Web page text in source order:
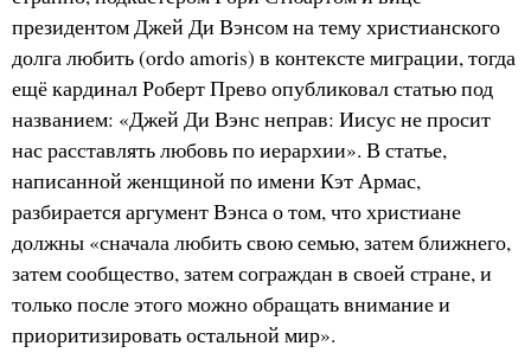
президентом Джей Ди Вэнсом на тему христианского
долга любить (ordo amoris) в контексте миграции, тогда
ещё кардинал Роберт Прево опубликовал статью под
названием: «Джей Ди Вэнс неправ: Иисус не просит
нас расставлять любовь по иерархии». В статье,
написанной женщиной по имени Кэт Армас,
разбирается аргумент Вэнса о том, что христиане
должны «сначала любить свою семью, затем ближнего,
затем сообщество, затем сограждан в своей стране, и
только после этого можно обращать внимание и
приоритизировать остальной мир».